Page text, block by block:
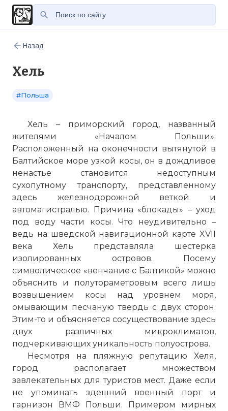
Назад
Хель
#Польша
Хель – приморский город, названный
жителями «Началом Польши».
Расположенный на оконечности вытянутой в
Балтийское море узкой косы, он в дождливое
ненастье становится недоступным
сухопутному транспорту, представленному
здесь железнодорожной веткой и
автомагистралью. Причина «блокады» – уход
под воду части косы. Что неудивительно –
ведь на шведской навигационной карте XVII
века Хель представляла шестерка
изолированных островов. Посему
символическое «венчание с Балтикой» можно
объяснить и полутораметровым всего лишь
возвышением косы над уровнем моря,
омывающим песчаную твердь с двух сторон.
Этим-то и объясняется сосуществование здесь
двух различных микроклиматов,
подчеркивающих уникальность полуострова.
Несмотря на пляжную репутацию Хеля,
город располагает множеством
завлекательных для туристов мест. Даже если
не упоминать здешний военный порти
гарнизон ВМФ Польши. Примером мирных